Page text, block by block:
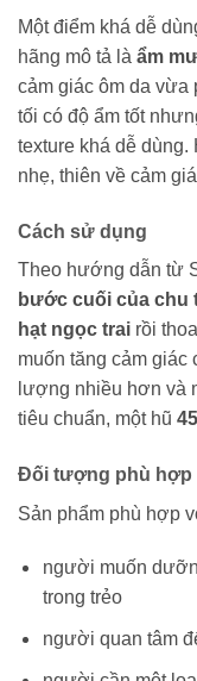
Một điểm khá dễ
hãng mô tả là ẩm
cảm giác ôm da vừa
tối có độ ẩm tốt
texture khá dễ
nhẹ, thiên về cảm
Cách sử dụng
Theo hướng dẫn từ
bước cuối của
hạt ngọc trai rồi
muốn tăng cảm giác
lượng nhiều hơn và
tiêu chuẩn, một hũ
Đối tượng phù hợp
Sản phẩm phù hợp
người muốn
trong trẻo
người quan tâm